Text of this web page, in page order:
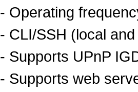
- Operating
- CLI/SSH (local
- Supports UPnP
- Supports web